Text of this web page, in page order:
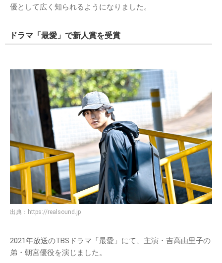
優として広く知られるようになりました。
ドラマ「最愛」で新人賞を受賞
出典： https://realsound.jp
2021年放送のTBSドラマ「最愛」にて、主演・吉高由里子の
弟・朝宮優役を演じました。